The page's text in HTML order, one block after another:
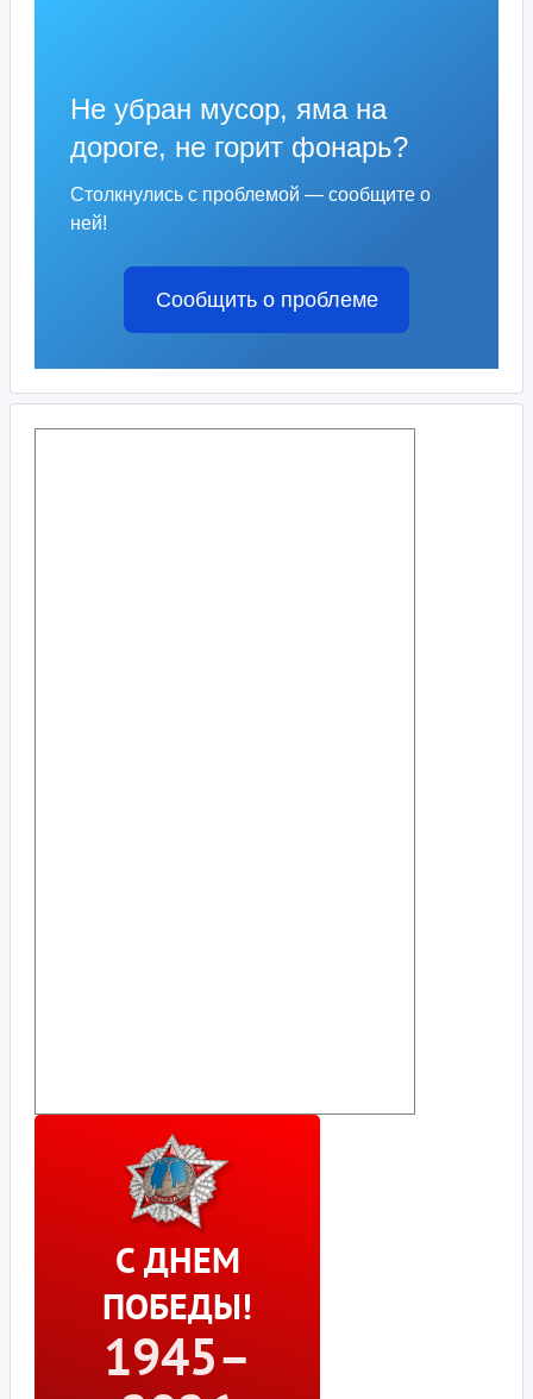
Не убран мусор, яма на
дороге, не горит фонарь?
Столкнулись с проблемой — сообщите о
ней!
Сообщить о проблеме